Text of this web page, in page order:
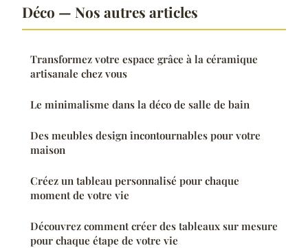
Déco — Nos autres articles
Transformez votre espace grâce à la céramique
artisanale chez vous
Le minimalisme dans la déco de salle de bain
Des meubles design incontournables pour votre
maison
Créez un tableau personnalisé pour chaque
moment de votre vie
Découvrez comment créer des tableaux sur mesure
pour chaque étape de votre vie